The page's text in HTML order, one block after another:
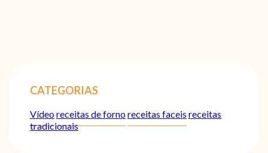
CATEGORIAS
Vídeoreceitas de fornoreceitas faceis receitas
tradicionais